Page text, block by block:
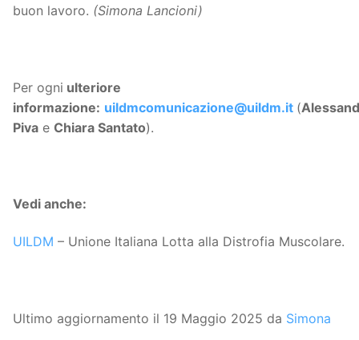
buon lavoro. (Simona Lancioni)
Per ogni ulteriore
informazione: uildmcomunicazione@uildm.it (
Piva e Chiara Santato).
Vedi anche:
UILDM – Unione Italiana Lotta alla Distrofia Muscolare.
Ultimo aggiornamento il 19 Maggio 2025 da Simona